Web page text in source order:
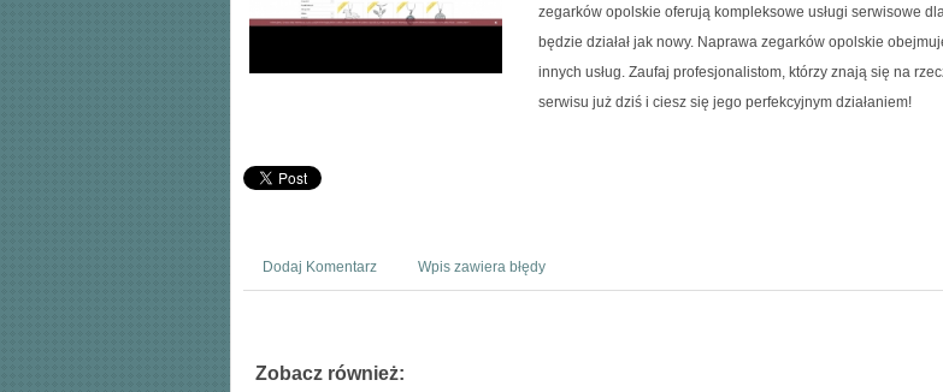
zegarków opolskie oferują kompleksowe usługi serwisowe
będzie działał jak nowy. Naprawa zegarków opolskie
innych usług. Zaufaj profesjonalistom, którzy znają się na
serwisu już dziś i ciesz się jego perfekcyjnym działaniem!
Dodaj Komentarz Wpis zawiera błędy
Zobacz również: